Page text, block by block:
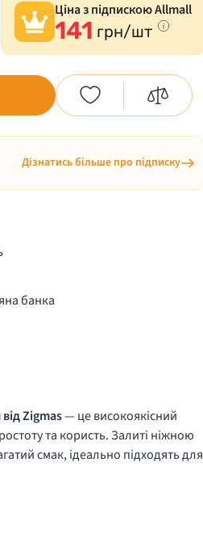
Ціна з підпискою Allmall
141 грн/шт
Дізнатись більше про підписку
банка
Zigmas— це високоякісний
та користь. Залиті ніжною
смак, ідеально підходять для